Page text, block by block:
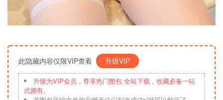
此隐藏内容仅限VIP查看 升级VIP
升级为VIP会员，尊享热门图包 全站下载，收藏必备一站
式拥有。